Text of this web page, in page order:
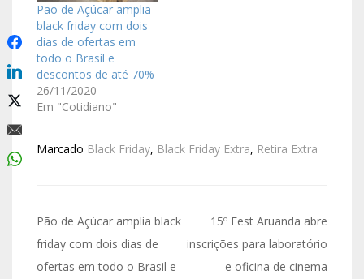
Pão de Açúcar amplia
black friday com dois
dias de ofertas em
todo o Brasil e
descontos de até 70%
26/11/2020
Em "Cotidiano"
Marcado Black Friday, Black Friday Extra, Retira Extra
Pão de Açúcar amplia black
friday com dois dias de
ofertas em todo o Brasil e
15º Fest Aruanda abre
inscrições para laboratório
e oficina de cinema